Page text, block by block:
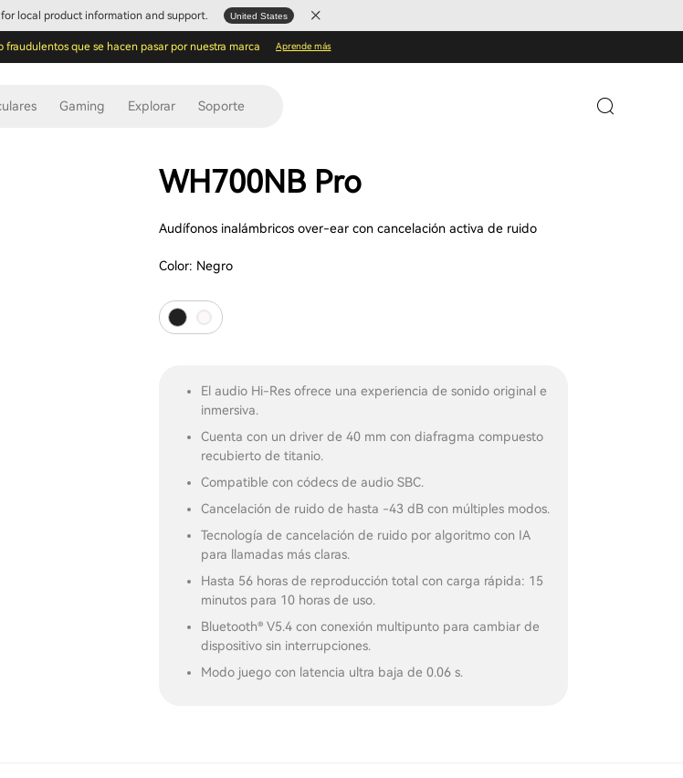
local product information and support. United States
fraudulentos que se hacen pasar por nuestra marca Aprende más
Gaming Explorar Soporte
WH700NB Pro
Audífonos inalámbricos over-ear con cancelación activa de ruido
Color: Negro
El audio Hi-Res ofrece una experiencia de sonido original e
inmersiva.
Cuenta con un driver de 40 mm con diafragma compuesto
recubierto de titanio.
Compatible con códecs de audio SBC.
Cancelación de ruido de hasta -43 dB con múltiples modos.
Tecnología de cancelación de ruido por algoritmo con IA
para llamadas más claras.
Hasta 56 horas de reproducción total con carga rápida: 15
minutos para 10 horas de uso.
Bluetooth® V5.4 con conexión multipunto para cambiar de
dispositivo sin interrupciones.
Modo juego con latencia ultra baja de 0.06 s.